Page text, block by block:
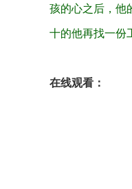
孩的心之后，他
十的他再找一份
在线观看：